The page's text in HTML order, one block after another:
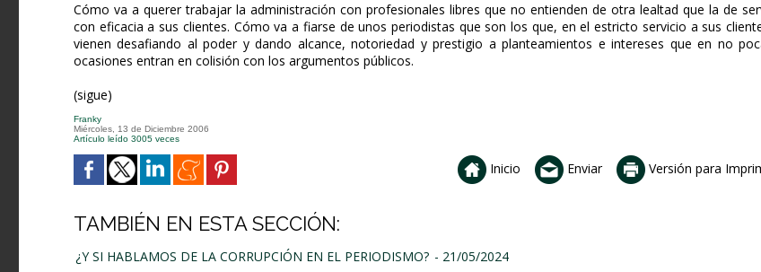
Cómo va a querer trabajar la administración con profesionales libres que no entienden de otra lealtad que la de
con eficacia a sus clientes. Cómo va a fiarse de unos periodistas que son los que, en el estricto servicio a sus
vienen desafiando al poder y dando alcance, notoriedad y prestigio a planteamientos e intereses que en no
ocasiones entran en colisión con los argumentos públicos.
(sigue)
Franky
Miércoles, 13 de Diciembre 2006
Artículo leído 3005 veces
Inicio Enviar Versión para
TAMBIÉN EN ESTA SECCIÓN:
¿Y SI HABLAMOS DE LA CORRUPCIÓN EN EL PERIODISMO? - 21/05/2024